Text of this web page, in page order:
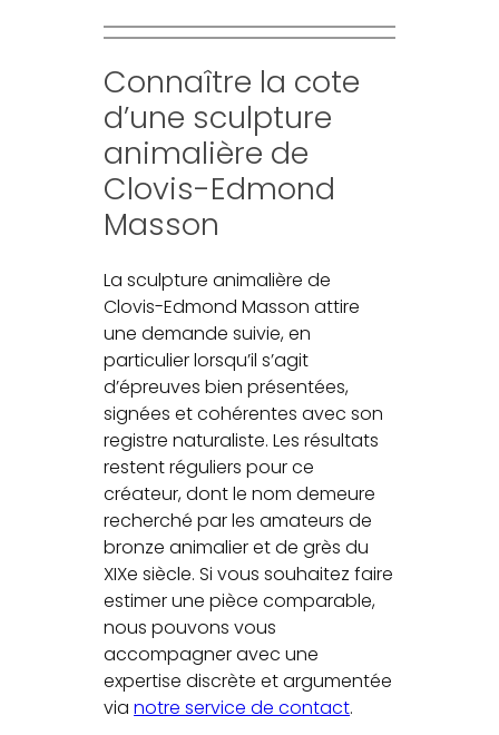
Connaître la cote
d’une sculpture
animalière de
Clovis-Edmond
Masson
La sculpture animalière de
Clovis-Edmond Masson attire
une demande suivie, en
particulier lorsqu’il s’agit
d’épreuves bien présentées,
signées et cohérentes avec son
registre naturaliste. Les résultats
restent réguliers pour ce
créateur, dont le nom demeure
recherché par les amateurs de
bronze animalier et de grès du
XIXe siècle. Si vous souhaitez faire
estimer une pièce comparable,
nous pouvons vous
accompagner avec une
expertise discrète et argumentée
vianotre service de contact.